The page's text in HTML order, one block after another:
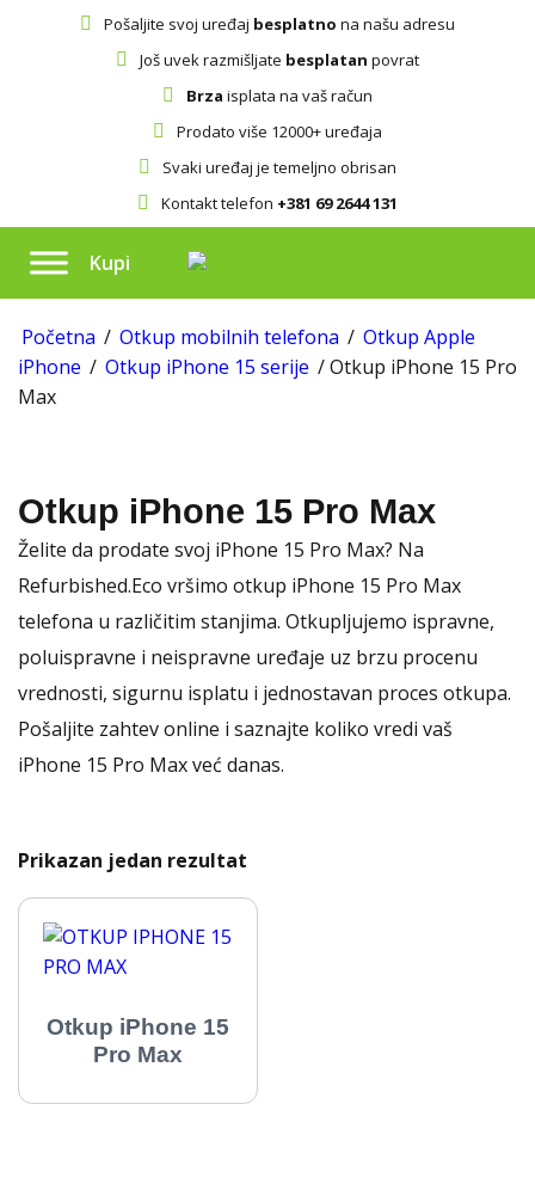
Pošaljite svoj uređaj besplatno na našu adresu
Još uvek razmišljate besplatan povrat
Brza isplata na vaš račun
Prodato više 12000+ uređaja
Svaki uređaj je temeljno obrisan
Kontakt telefon +381 69 2644 131
Kupi
Početna / Otkup mobilnih telefona / Otkup Apple
iPhone / Otkup iPhone 15 serije / Otkup iPhone 15 Pro
Max
Otkup iPhone 15 Pro Max
Želite da prodate svoj iPhone 15 Pro Max? Na
Refurbished.Eco vršimo otkup iPhone 15 Pro Max
telefona u različitim stanjima. Otkupljujemo ispravne,
poluispravne i neispravne uređaje uz brzu procenu
vrednosti, sigurnu isplatu i jednostavan proces otkupa.
Pošaljite zahtev online i saznajte koliko vredi vaš
iPhone 15 Pro Max već danas.
Prikazan jedan rezultat
Otkup iPhone 15
Pro Max